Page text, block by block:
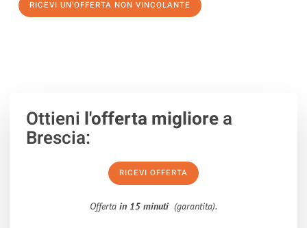
RICEVI UN'OFFERTA NON VINCOLANTE
Ottieni l'offerta migliorea
Brescia:
RICEVI OFFERTA
Offerta in 15 minuti (garantita).